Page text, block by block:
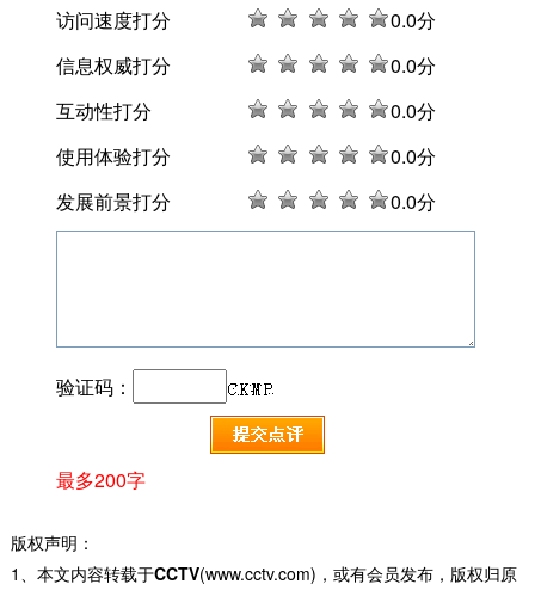
访问速度打分 0.0分
信息权威打分
0.0分
互动性打分
0.0分
使用体验打分
0.0分
发展前景打分
0.0分
验证码：
最多200字
版权声明：
1、本文内容转载于CCTV(www.cctv.com)，或有会员发布，版权归原